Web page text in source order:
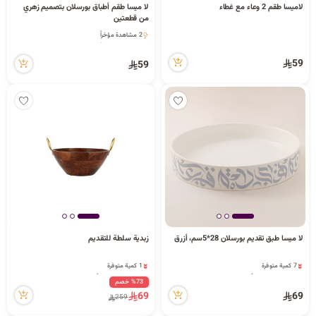
لاميسا طقم 2 وعاء مع غطاء
59
لا ميسا طقم أطباق بورسلان بتصميم زهري
من قطعتين
2 مشاهدة مؤخراً
59
لا ميسا طبق تقديم بورسلان 28*5سم، أزرق
7 كمية متوفرة
15 مشاهدة مؤخراً
15 مشاهدة مؤخراً69
زبدية سلطة للتقديم
20 مشاهدة مؤخراً
1 كمية متوفرة
20 مشاهدة مؤخراً
%73 خصم
69
259